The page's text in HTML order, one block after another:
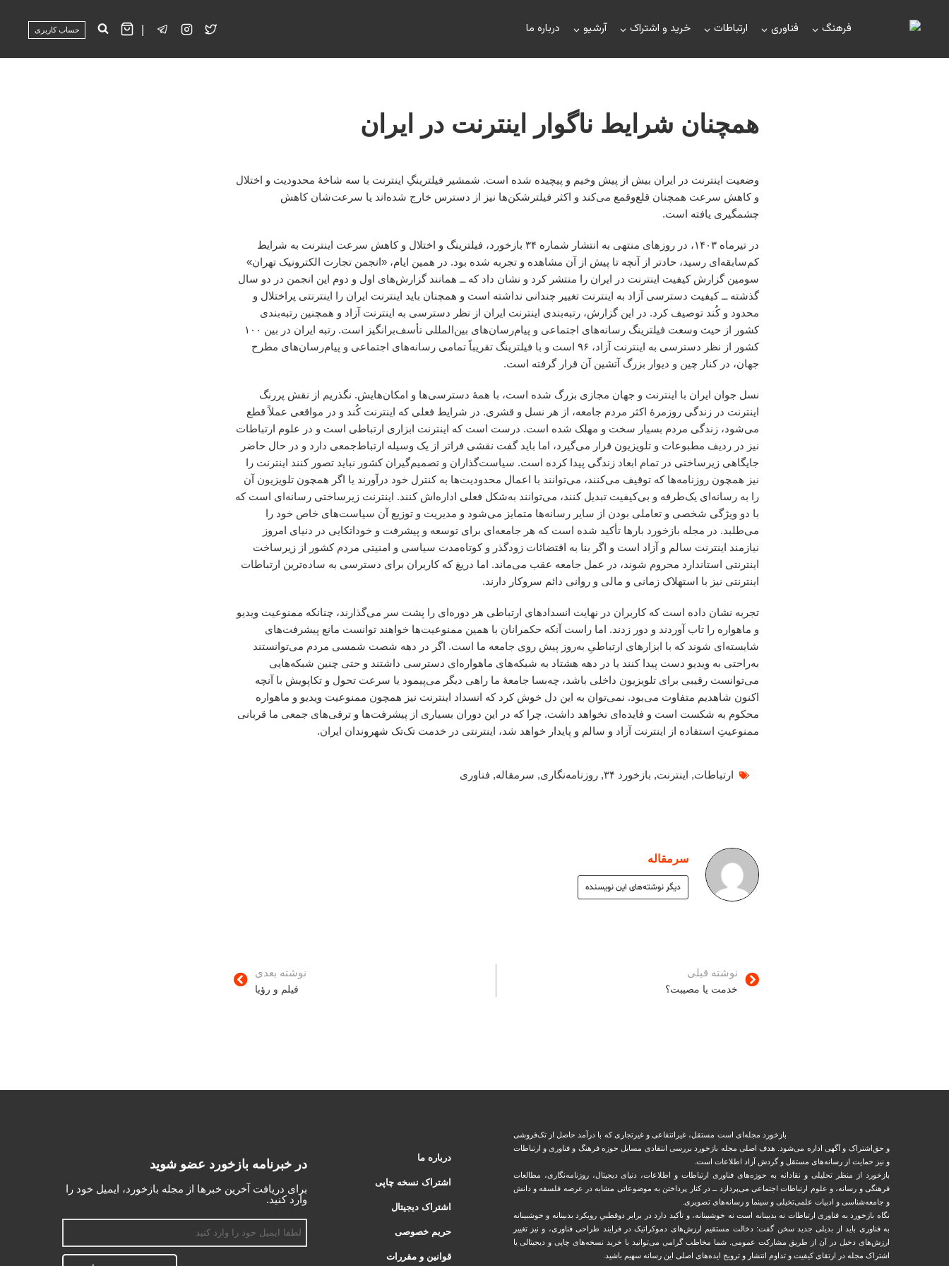
فرهنگ فناوری ارتباطات خرید و اشتراک آرشیو درباره ما | حساب کاربری
همچنان شرایط ناگوار اینترنت در ایران
وضعیت اینترنت در ایران بیش از پیش وخیم و پیچیده شده است. شمشیر فیلترینگِ اینترنت با سه شاخۀ محدودیت و اختلال
و کاهش سرعت همچنان قلع‌وقمع می‌کند و اکثر فیلترشکن‌ها نیز از دسترس خارج شده‌اند یا سرعت‌شان کاهش
چشمگیری یافته است.
در تیرماه ۱۴۰۳، در روزهای منتهی به انتشار شماره ۳۴ بازخورد، فیلترینگ و اختلال و کاهش سرعت اینترنت به شرایط
کم‌سابقه‌ای رسید، حادتر از آنچه تا پیش از آن مشاهده و تجربه شده بود. در همین ایام، «انجمن تجارت الکترونیک تهران»
سومین گزارش کیفیت اینترنت در ایران را منتشر کرد و نشان داد که ــ همانند گزارش‌های اول و دوم این انجمن در دو سال
گذشته ــ کیفیت دسترسی آزاد به اینترنت تغییر چندانی نداشته است و همچنان باید اینترنت ایران را اینترنتی پراختلال و
محدود و کُند توصیف کرد. در این گزارش، رتبه‌بندی اینترنت ایران از نظر دسترسی به اینترنت آزاد و همچنین رتبه‌بندی
کشور از حیث وسعت فیلترینگ رسانه‌های اجتماعی و پیام‌رسان‌های بین‌المللی تأسف‌برانگیز است. رتبه ایران در بین ۱۰۰
کشور از نظر دسترسی به اینترنت آزاد، ۹۶ است و با فیلترینگ تقریباً تمامی رسانه‌های اجتماعی و پیام‌رسان‌های مطرح
جهان، در کنار چین و دیوار بزرگ آتشین آن قرار گرفته است.
نسل جوان ایران با اینترنت و جهان مجازی بزرگ شده است، با همۀ دسترسی‌ها و امکان‌هایش. نگذریم از نقش پررنگ
اینترنت در زندگی روزمرۀ اکثر مردم جامعه، از هر نسل و قشری. در شرایط فعلی که اینترنت کُند و در مواقعی عملاً قطع
می‌شود، زندگی مردم بسیار سخت و مهلک شده است. درست است که اینترنت ابزاری ارتباطی است و در علوم ارتباطات
نیز در ردیف مطبوعات و تلویزیون قرار می‌گیرد، اما باید گفت نقشی فراتر از یک وسیله ارتباط‌جمعی دارد و در حال حاضر
جایگاهی زیرساختی در تمام ابعاد زندگی پیدا کرده است. سیاست‌گذاران و تصمیم‌گیران کشور نباید تصور کنند اینترنت را
نیز همچون روزنامه‌ها که توقیف‌ می‌کنند، می‌توانند با اعمال محدودیت‌ها به کنترل خود درآورند یا اگر همچون تلویزیون آن
را به رسانه‌ای یک‌طرفه و بی‌کیفیت تبدیل کنند، می‌توانند به‌شکل فعلی اداره‌اش کنند. اینترنت زیرساختی رسانه‌ای است که
با دو ویژگی شخصی و تعاملی‌ بودن از سایر رسانه‌ها متمایز می‌شود و مدیریت و توزیع آن سیاست‌های خاص خود را
می‌طلبد. در مجله بازخورد بارها تأکید شده است که هر جامعه‌ای برای توسعه و پیشرفت و خوداتکایی در دنیای امروز
نیازمند اینترنت سالم و آزاد است و اگر بنا به اقتضائات زودگذر و کوتاه‌مدت سیاسی و امنیتی مردم کشور از زیرساخت
اینترنتی استاندارد محروم شوند، در عمل جامعه عقب می‌ماند. اما دریغ که کاربران برای دسترسی به ساده‌ترین ارتباطات
اینترنتی نیز با استهلاک زمانی و مالی و روانی دائم سروکار دارند.
تجربه نشان داده است که کاربران در نهایت انسدادهای ارتباطی هر دوره‌ای را پشت سر می‌گذارند، چنانکه ممنوعیت ویدیو
و ماهواره را تاب آوردند و دور زدند. اما راست آنکه حکمرانان با همین ممنوعیت‌ها خواهند توانست مانع پیشرفت‌های
شایسته‌ای شوند که با ابزارهای ارتباطیِ به‌روز پیش روی جامعه ما است. اگر در دهه شصت شمسی مردم می‌توانستند
به‌راحتی به ویدیو دست پیدا کنند یا در دهه هشتاد به شبکه‌های ماهواره‌ای دسترسی داشتند و حتی چنین شبکه‌هایی
می‌توانست رقیبی برای تلویزیون داخلی باشد، چه‌بسا جامعۀ ما راهی دیگر می‌پیمود یا سرعت تحول و تکاپویش با آنچه
اکنون شاهدیم متفاوت می‌بود. نمی‌توان به این دل خوش کرد که انسداد اینترنت نیز همچون ممنوعیت ویدیو و ماهواره
محکوم به شکست است و فایده‌ای نخواهد داشت. چرا که در این دوران بسیاری از پیشرفت‌ها و ترقی‌های جمعی ما قربانی
ممنوعیت‌ِ استفاده از اینترنت آزاد و سالم و پایدار خواهد شد، اینترنتی در خدمت تک‌تک شهروندان ایران.
ارتباطات, اینترنت, بازخورد ۳۴ , روزنامه‌نگاری, سرمقاله, فناوری
سرمقاله
دیگر نوشته‌های این نویسنده
نوشته قبلی
خدمت یا مصیبت؟
نوشته بعدی
فیلم و رؤیا
بازخورد مجله‌ای است مستقل، غیرانتفاعی و غیرتجاری که با درآمد حاصل از تک‌فروشی
و حق‌اشتراک و آگهی اداره می‌شود. ‏هدف اصلی مجله بازخورد بررسی انتقادی مسایل حوزه فرهنگ و فناوری و ارتباطات
و نیز حمایت از رسانه‌های مستقل و‌ گردش ‏آزاد اطلاعات است.
بازخورد از منظر تحلیلی و نقادانه به حوزه‌های فناوری ارتباطات و اطلاعات، دنیای دیجیتال، روزنامه‌نگاری، ‏مطالعات
فرهنگی و رسانه، و علوم ارتباطات اجتماعی می‌پردازد ــ در کنار پرداختن به موضوعاتی مشابه در عرصه فلسفه و دانش
و ‏جامعه‌شناسی و ادبیات علمی‌تخیلی و سینما و رسانه‌های تصویری.
نگاه بازخورد به فناوری ارتباطات نه بدبینانه است نه خوشبینانه، و تأکید دارد ‏در برابر دوقطبیِ رویکرد بدبینانه و خوشبینانه
به فناوری باید از بدیلی جدید سخن گفت: دخالت مستقیم ارزش‌های دموکراتیک در ‏فرایند طراحی فناوری، و نیز تغییر
ارزش‌های دخيل در آن از طریق مشاركت عمومی. شما مخاطب گرامی می‌توانید با خرید نسخه‌های چاپی و دیجیتالی یا
‏اشتراک مجله در ارتقای کیفیت و تداوم انتشار و ترویج ایده‌های اصلی این رسانه سهیم باشید.
درباره ما
اشتراک نسخه چاپی
اشتراک دیجیتال
حریم خصوصی
قوانین و مقررات
در خبرنامه بازخورد عضو شوید
برای دریافت آخرین خبرها از مجله بازخورد، ایمیل خود را
وارد کنید.